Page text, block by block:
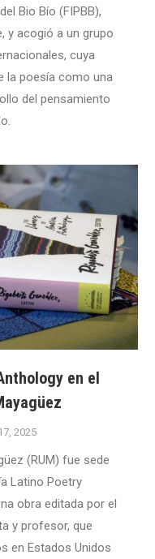
Bio Bío (FIPBB),
y acogió a un grupo
cuya
la poesía como una
del pensamiento
en el
2025
(RUM) fue sede
Latino Poetry
obra editada por el
y profesor, que
en Estados Unidos